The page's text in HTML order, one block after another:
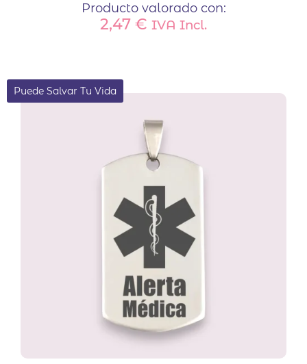
Producto valorado con:
2,47 € IVA Incl.
Puede Salvar Tu Vida